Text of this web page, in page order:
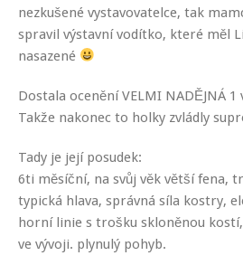
nezkušené vystavovatelce, tak
spravil výstavní vodítko, které měl
nasazené
Dostala ocenění VELMI NADĚJNÁ 1
Takže nakonec to holky zvládly
Tady je její posudek:
6ti měsíční, na svůj věk větší fena,
typická hlava, správná síla kostry,
horní linie s trošku skloněnou
ve vývoji. plynulý pohyb.